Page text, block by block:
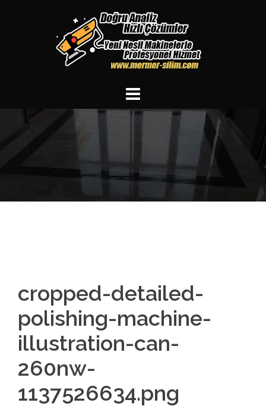
cropped-detailed-
polishing-machine-
illustration-can-
260nw-
1137526634.png